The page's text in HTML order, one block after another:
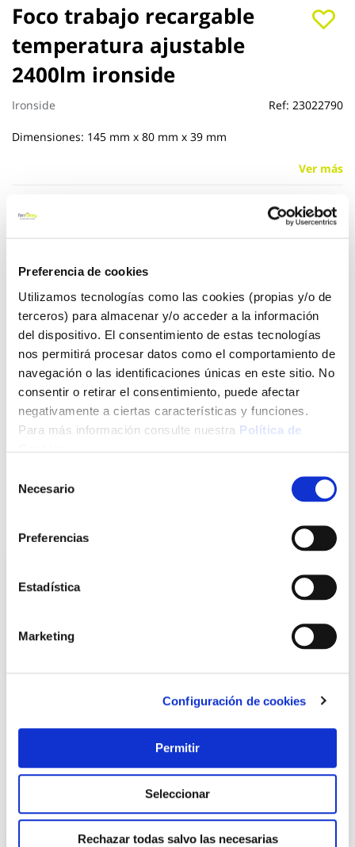
Preferencia de cookies
Utilizamos tecnologías como las cookies (propias y/o de
terceros) para almacenar y/o acceder a la información
del dispositivo. El consentimiento de estas tecnologías
nos permitirá procesar datos como el comportamiento de
navegación o las identificaciones únicas en este sitio. No
consentir o retirar el consentimiento, puede afectar
negativamente a ciertas características y funciones.
Para más información consulte nuestra Política de
Necesario
Preferencias
Estadística
Marketing
Configuración de cookies
Permitir
Seleccionar
Rechazar todas salvo las necesarias
Foco trabajo recargable
temperatura ajustable
2400lm ironside
Ironside Ref: 23022790
Dimensiones: 145 mm x 80 mm x 39 mm
Ver más
29,95 €
Click&Collect - Recogida gratis
en nuestras tiendas
Envío a domicilio:
5 días hábiles
+ INFO
Saltar
al
comienzo
de
la
galería
de
Pantalla led plafon pc aluminio 70cm 24w 2500lm cct
ip20 matel
Matel
38,45 €